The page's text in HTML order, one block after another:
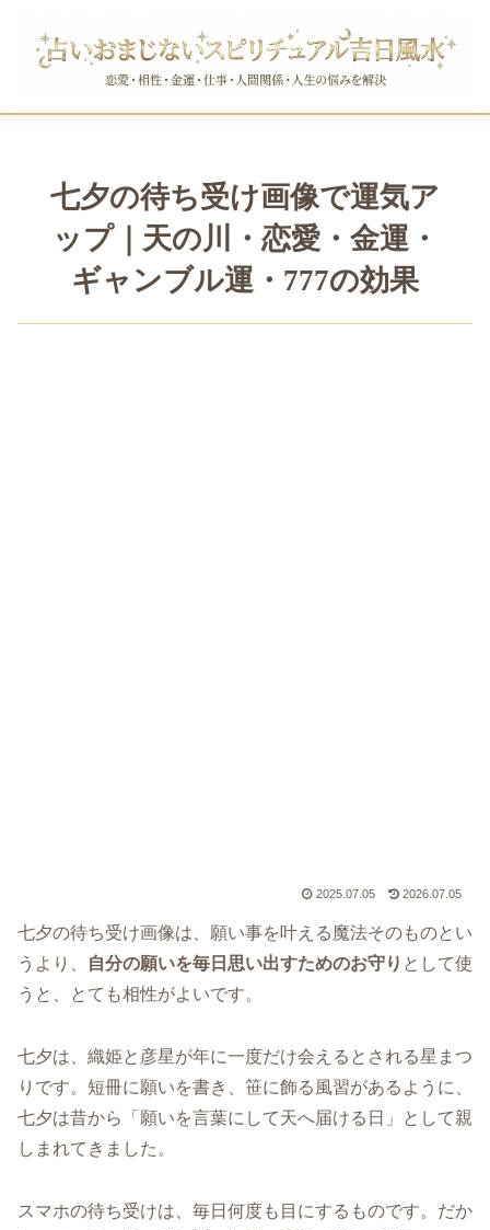
七夕の待ち受け画像で運気ア
ップ｜天の川・恋愛・金運・
ギャンブル運・777の効果
2025.07.05 2026.07.05
七夕の待ち受け画像は、願い事を叶える魔法そのものとい
うより、
自分の願いを毎日思い出すためのお守り として使
うと、とても相性がよいです。
七夕は、織姫と彦星が年に一度だけ会えるとされる星まつ
りです。短冊に願いを書き、笹に飾る風習があるように、
七夕は昔から「願いを言葉にして天へ届ける日」として親
しまれてきました。
スマホの待ち受けは、毎日何度も目にするものです。だか